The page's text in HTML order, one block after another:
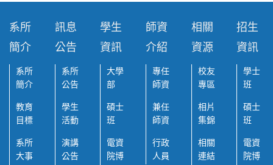
系所
簡介
系所
簡介
教育
目標
系所
大事
訊息
公告
系所
公告
學生
活動
演講
公告
學生
資訊
大學
部
碩士
班
電資
院博
師資
介紹
專任
師資
兼任
師資
行政
人員
相關
資源
校友
專區
相片
集錦
相關
連結
招生
資訊
學士
班
碩士
班
電資
院博